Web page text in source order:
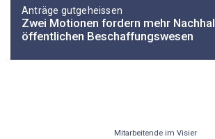
Anträge gutgeheissen
Zwei Motionen fordern mehr
öffentlichen Beschaffungswesen
Mitarbeitende im Visier